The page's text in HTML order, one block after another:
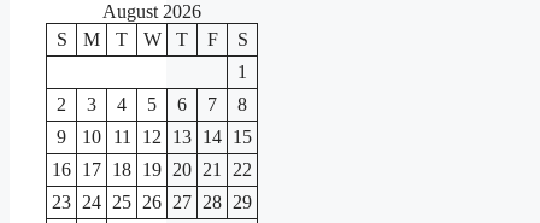
August 2026
S
M T W T F
S
1
2
3 4 5 6 7
8
9
10 11 12 13 14 15
16 17 18 19 20 21
22
23 24 25 26 27 28 29